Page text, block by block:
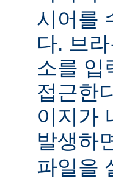
시어를
다. 브
소를 입
접근한
이지가
발생하
파일을